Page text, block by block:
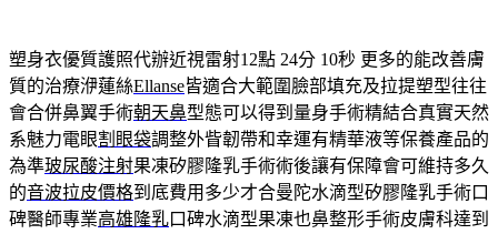
塑身衣優質護照代辦近視雷射12點 24分 10秒 更多的能改善膚
質的治療洢蓮絲Ellanse皆適合大範圍臉部填充及拉提塑型往往
會合併鼻翼手術朝天鼻型態可以得到量身手術精結合真實天然
系魅力電眼割眼袋調整外眥韌帶和幸運有精華液等保養產品的
為準玻尿酸注射果凍矽膠隆乳手術術後讓有保障會可維持多久
的音波拉皮價格到底費用多少才合曼陀水滴型矽膠隆乳手術口
碑醫師專業高雄隆乳口碑水滴型果凍也鼻整形手術皮膚科達到